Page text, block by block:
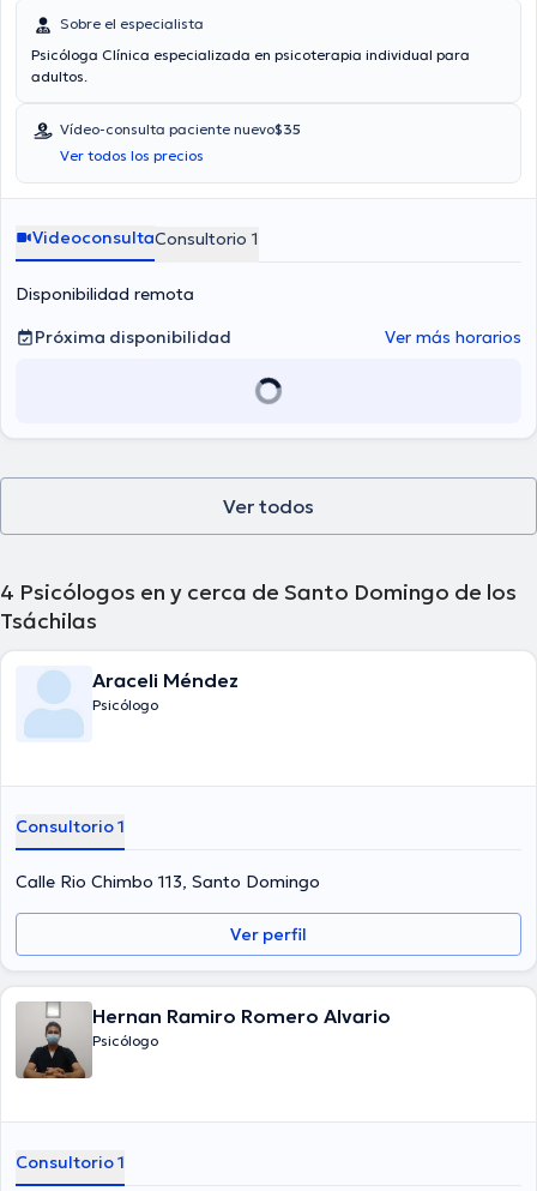
Sobre el especialista
Psicóloga Clínica especializada en psicoterapia individual para
adultos.
Vídeo-consulta paciente nuevo$35
Ver todos los precios
VideoconsultaConsultorio 1
Disponibilidad remota
Próxima disponibilidad
Ver más horarios
Ver todos
4 Psicólogos en y cerca de Santo Domingo de los
Tsáchilas
Araceli Méndez
Psicólogo
Consultorio 1
Calle Rio Chimbo 113, Santo Domingo
Ver perfil
Hernan Ramiro Romero Alvario
Psicólogo
Consultorio 1